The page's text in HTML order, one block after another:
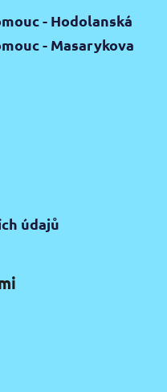
- Hodolanská
- Masarykova
údajů